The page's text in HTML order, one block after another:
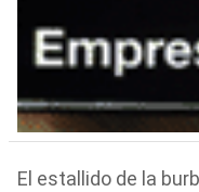
El estallido de la